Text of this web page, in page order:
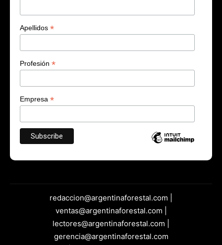
Apellidos *
Profesión *
Empresa *
redaccion@argentinaforestal.com |
ventas@argentinaforestal.com |
lectores@argentinaforestal.com |
gerencia@argentinaforestal.com